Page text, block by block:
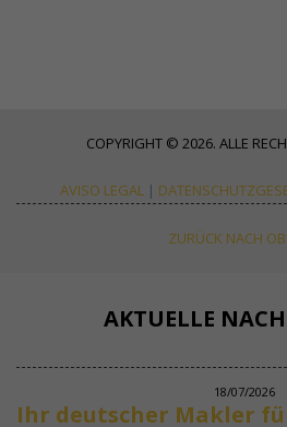
COPYRIGHT © 2026. ALLE
AVISO LEGAL |
ZURÜCK NACH
AKTUELLE
18/07/2026